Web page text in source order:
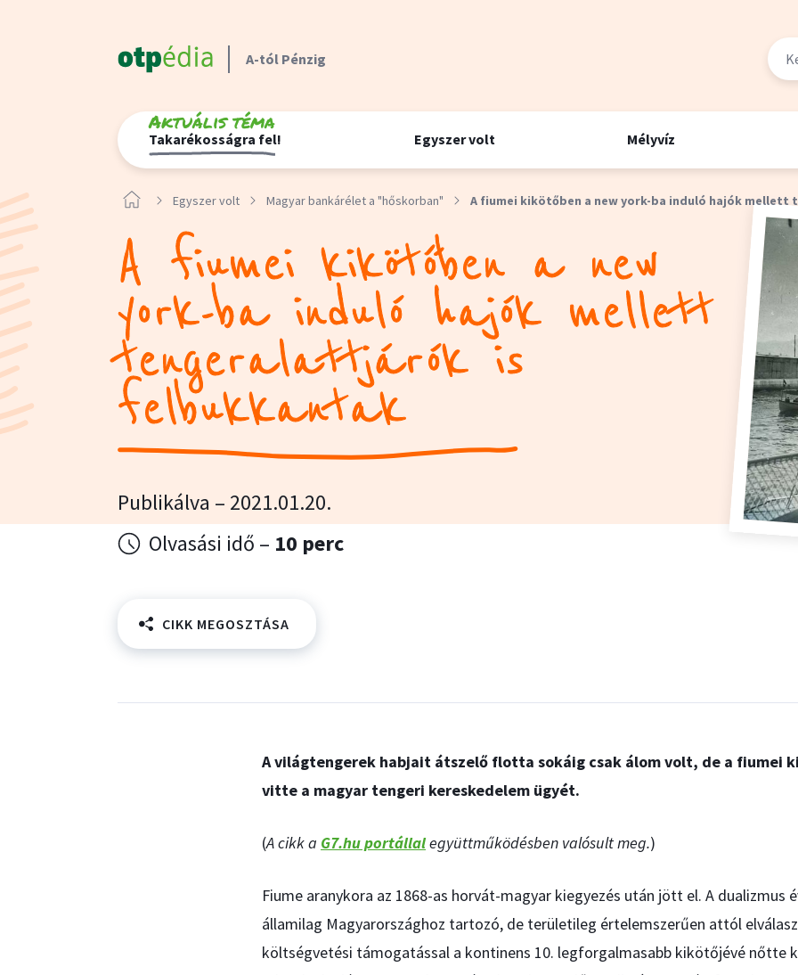
A-tól Pénzig
Takarékosságra fel!
Aktuális téma
Egyszer volt Mélyvíz
Egyszer volt Magyar bankárélet a "hőskorban" A fiumei kikötőben a new york-ba induló hajók
A fiumei kikötőben a new
york-ba induló hajók mellett
tengeralattjárók is
felbukkantak
Publikálva – 2021.01.20.
Olvasási idő – 10 perc
CIKK MEGOSZTÁSA
A világtengerek habjait átszelő flotta sokáig csak álom volt, de a fiumei
vitte a magyar tengeri kereskedelem ügyét.
(A cikk a G7.hu portállalegyüttműködésben valósult meg.)
Fiume aranykora az 1868-as horvát-magyar kiegyezés után jött el. A dualizmus
államilag Magyarországhoz tartozó, de területileg értelemszerűen attól
költségvetési támogatással a kontinens 10. legforgalmasabb kikötőjévé nőtte